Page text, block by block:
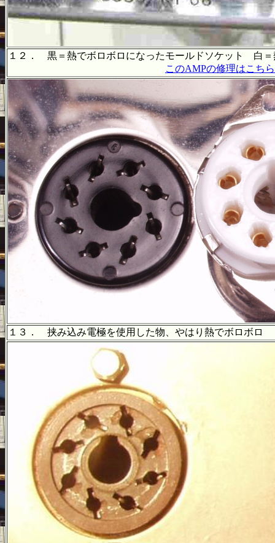
１２． 黒＝熱でボロボロになったモールドソケット 白＝
このAMPの修理はこちら
１３． 挟み込み電極を使用した物、やはり熱でボロ